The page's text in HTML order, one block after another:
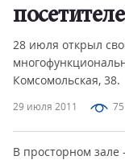
29 июля 2011 75
28 июля открыл
Комсомольская, 38.
В просторном зале